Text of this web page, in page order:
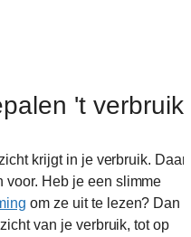
't verbruik
krijgt in je verbruik. Daar
voor. Heb je een slimme
om ze uit te lezen? Dan
van je verbruik, tot op